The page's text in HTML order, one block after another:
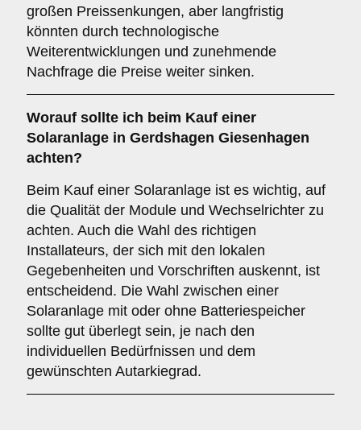
großen Preissenkungen, aber langfristig
könnten durch technologische
Weiterentwicklungen und zunehmende
Nachfrage die Preise weiter sinken.
Worauf sollte ich beim Kauf einer
Solaranlage in Gerdshagen Giesenhagen
achten?
Beim Kauf einer Solaranlage ist es wichtig, auf
die Qualität der Module und Wechselrichter zu
achten. Auch die Wahl des richtigen
Installateurs, der sich mit den lokalen
Gegebenheiten und Vorschriften auskennt, ist
entscheidend. Die Wahl zwischen einer
Solaranlage mit oder ohne Batteriespeicher
sollte gut überlegt sein, je nach den
individuellen Bedürfnissen und dem
gewünschten Autarkiegrad.